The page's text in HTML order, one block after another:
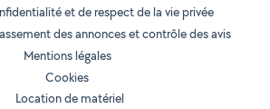
et de respect de la vie privée
des annonces et contrôle des avis
Mentions légales
Cookies
Location de matériel